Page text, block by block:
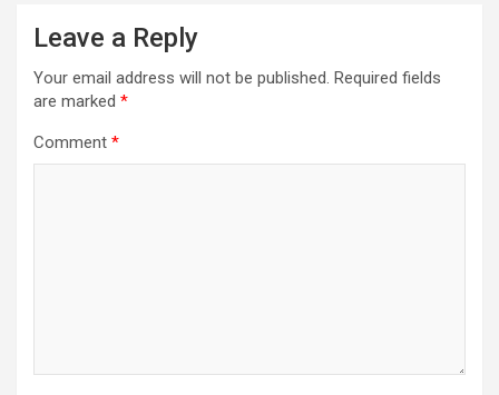
Leave a Reply
Your email address will not be published. Required fields
are marked *
Comment *